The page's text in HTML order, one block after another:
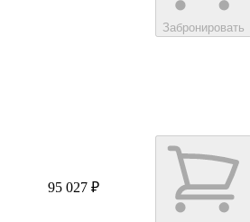
Забронировать
95 027 ₽